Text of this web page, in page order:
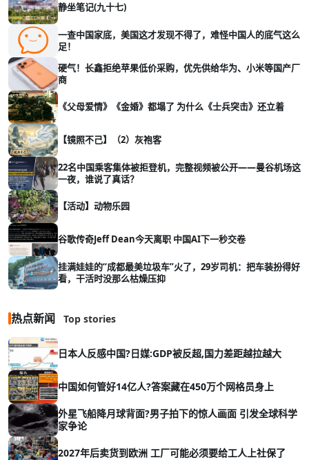
静坐笔记(九十七)
一查中国家底，美国这才发现不得了，难怪中国人的底气这么
足！
硬气！长鑫拒绝苹果低价采购，优先供给华为、小米等国产厂
商
《父母爱情》《金婚》都塌了 为什么《士兵突击》还立着
【镜照不己】（2）灰袍客
22名中国乘客集体被拒登机，完整视频被公开——曼谷机场这
一夜，谁说了真话？
【活动】动物乐园
谷歌传奇Jeff Dean今天离职 中国AI下一秒交卷
挂满娃娃的“成都最美垃圾车”火了，29岁司机：把车装扮得好
看，干活时没那么枯燥压抑
热点新闻 Top stories
日本人反感中国?日媒:GDP被反超,国力差距越拉越大
中国如何管好14亿人?答案藏在450万个网格员身上
外星飞船降月球背面?男子拍下的惊人画面 引发全球科学
家争论
2027年后卖货到欧洲 工厂可能必须要给工人上社保了